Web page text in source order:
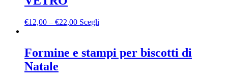
€12,00 – €22,00 Scegli
Formine e stampi per biscotti di
Natale